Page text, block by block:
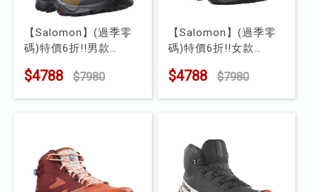
【Salomon】(過季零
碼)特價6折!!男款
筒登山鞋
$4788 $7980
【Salomon】(過季零
碼)特價6折!!女款
筒登山鞋
$4788 $7980